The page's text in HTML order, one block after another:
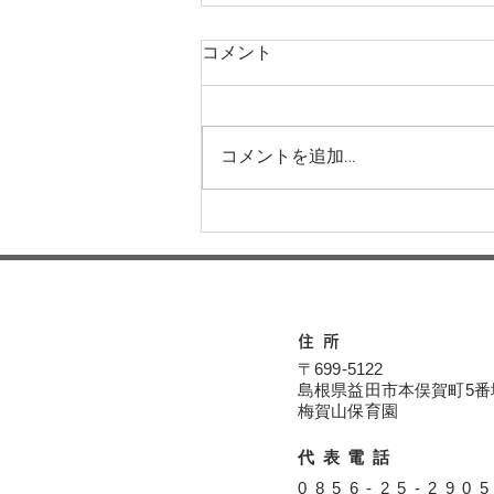
運動会に向けてー梅賀山保育
園 益田市保育園
コメント
コメントを追加…
住所
〒699-5122
島根県益田市本俣賀町5番
​​梅賀山保育園
代表電話
​0856-25-2905